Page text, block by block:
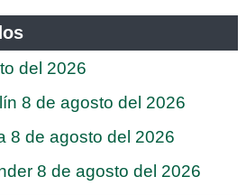
del 2026
8 de agosto del 2026
8 de agosto del 2026
8 de agosto del 2026